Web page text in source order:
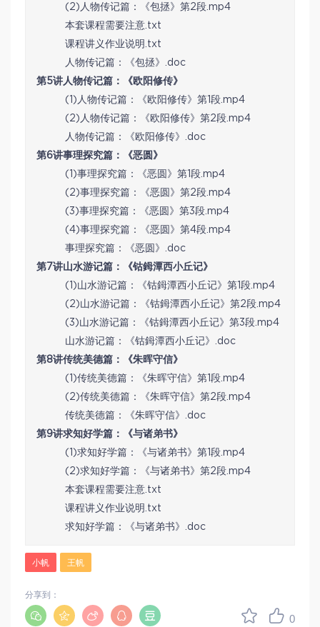
(2)人物传记篇：《包拯》第2段.mp4
本套课程需要注意.txt
课程讲义作业说明.txt
人物传记篇：《包拯》.doc
第5讲人物传记篇：《欧阳修传》
(1)人物传记篇：《欧阳修传》第1段.mp4
(2)人物传记篇：《欧阳修传》第2段.mp4
人物传记篇：《欧阳修传》.doc
第6讲事理探究篇：《恶圆》
(1)事理探究篇：《恶圆》第1段.mp4
(2)事理探究篇：《恶圆》第2段.mp4
(3)事理探究篇：《恶圆》第3段.mp4
(4)事理探究篇：《恶圆》第4段.mp4
事理探究篇：《恶圆》.doc
第7讲山水游记篇：《钴鉧潭西小丘记》
(1)山水游记篇：《钴鉧潭西小丘记》第1段.mp4
(2)山水游记篇：《钴鉧潭西小丘记》第2段.mp4
(3)山水游记篇：《钴鉧潭西小丘记》第3段.mp4
山水游记篇：《钴鉧潭西小丘记》.doc
第8讲传统美德篇：《朱晖守信》
(1)传统美德篇：《朱晖守信》第1段.mp4
(2)传统美德篇：《朱晖守信》第2段.mp4
传统美德篇：《朱晖守信》.doc
第9讲求知好学篇：《与诸弟书》
(1)求知好学篇：《与诸弟书》第1段.mp4
(2)求知好学篇：《与诸弟书》第2段.mp4
本套课程需要注意.txt
课程讲义作业说明.txt
求知好学篇：《与诸弟书》.doc
小帆 王帆
0
分享到：